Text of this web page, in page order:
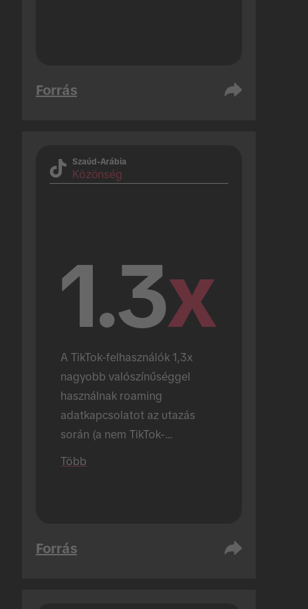
Forrás
Szaúd-Arábia
Közönség
1.3x
A TikTok-felhasználók 1,3x
nagyobb valószínűséggel
használnak roaming
adatkapcsolatot az utazás
során (a nem TikTok-
Több
Forrás